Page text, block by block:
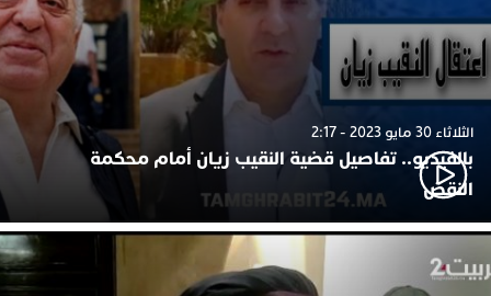
الثلاثاء 30 مايو 2023 - 2:17
بالفيديو.. تفاصيل قضية النقيب زيان أمام محكمة
النقض